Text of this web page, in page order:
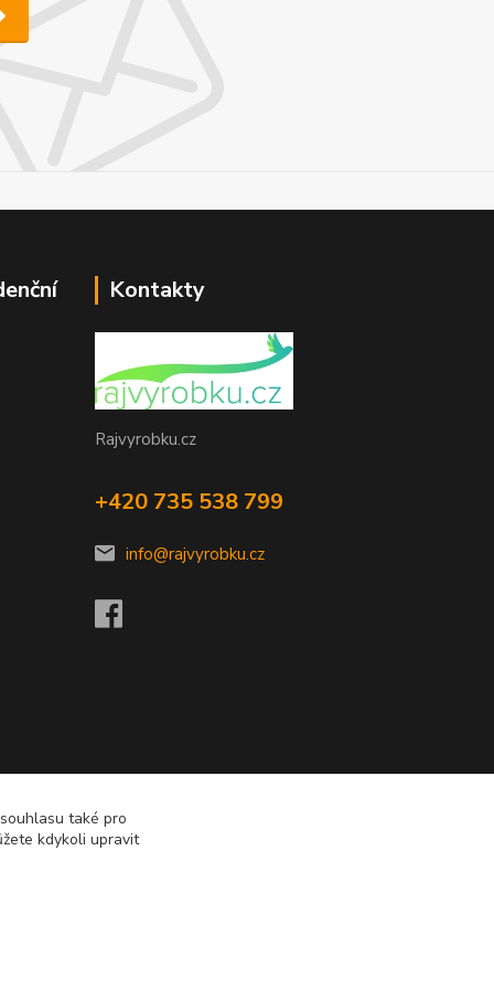
Kontakty
Rajvyrobku.cz
+420 735 538 799
info@rajvyrobku.cz
také pro
kdykoli upravit